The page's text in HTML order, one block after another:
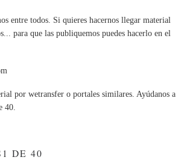
entre todos. Si quieres hacernos llegar material
para que las publiquemos puedes hacerlo en el
por wetransfer o portales similares. Ayúdanos a
40.
DE 40